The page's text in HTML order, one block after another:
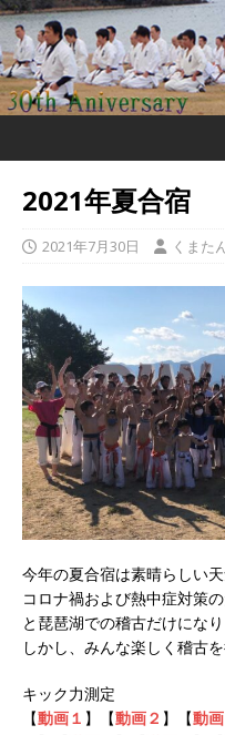
2021年夏合宿
2021年7月30日 くまた
今年の夏合宿は素晴らしい天
コロナ禍および熱中症対策
と琵琶湖での稽古だけになり
しかし、みんな楽しく稽古を
キック力測定
【動画１ 】【動画２ 】【動